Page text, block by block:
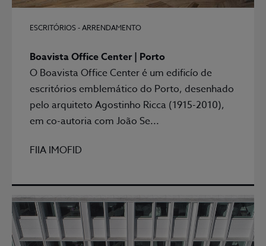
ESCRITÓRIOS - ARRENDAMENTO
Boavista Office Center | Porto
O Boavista Office Center é um edificío de
escritórios emblemático do Porto, desenhado
pelo arquiteto Agostinho Ricca (1915-2010),
em co-autoria com João Se...
FIIA IMOFID